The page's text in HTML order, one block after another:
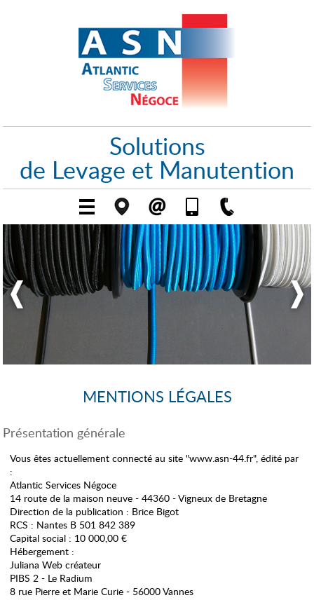
Solutions
de Levage et Manutention
MENTIONS LÉGALES
Présentation générale
Vous êtes actuellement connecté au site "www.asn-44.fr", édité par
:
Atlantic Services Négoce
14 route de la maison neuve - 44360 - Vigneux de Bretagne
Direction de la publication : Brice Bigot
RCS : Nantes B 501 842 389
Capital social : 10 000,00 €
Hébergement :
Juliana Web créateur
PIBS 2 - Le Radium
8 rue Pierre et Marie Curie - 56000 Vannes